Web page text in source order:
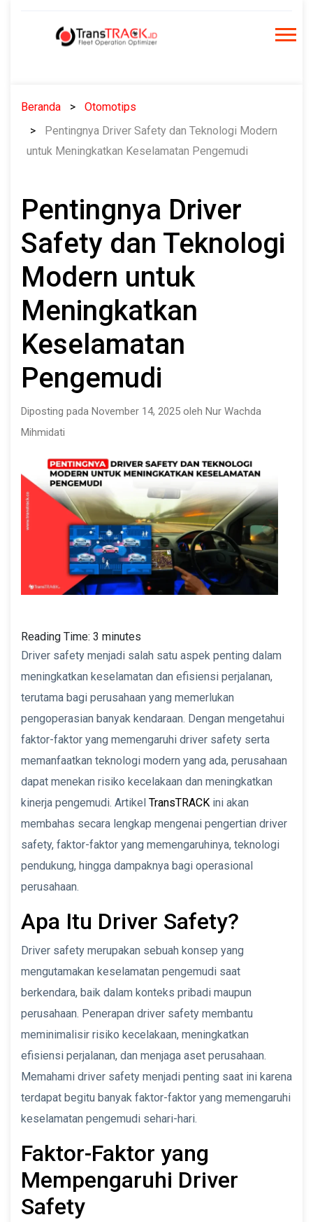
Beranda
Otomotips
Pentingnya Driver Safety dan Teknologi Modern
untuk Meningkatkan Keselamatan Pengemudi
Pentingnya Driver
Safety dan Teknologi
Modern untuk
Meningkatkan
Keselamatan
Pengemudi
Diposting pada November 14, 2025 oleh Nur Wachda
Mihmidati
Reading Time: 3 minutes
Driver safety menjadi salah satu aspek penting dalam
meningkatkan keselamatan dan efisiensi perjalanan,
terutama bagi perusahaan yang memerlukan
pengoperasian banyak kendaraan. Dengan mengetahui
faktor-faktor yang memengaruhi driver safety serta
memanfaatkan teknologi modern yang ada, perusahaan
dapat menekan risiko kecelakaan dan meningkatkan
kinerja pengemudi. Artikel TransTRACK ini akan
membahas secara lengkap mengenai pengertian driver
safety, faktor-faktor yang memengaruhinya, teknologi
pendukung, hingga dampaknya bagi operasional
perusahaan.
Apa Itu Driver Safety?
Driver safety merupakan sebuah konsep yang
mengutamakan keselamatan pengemudi saat
berkendara, baik dalam konteks pribadi maupun
perusahaan. Penerapan driver safety membantu
meminimalisir risiko kecelakaan, meningkatkan
efisiensi perjalanan, dan menjaga aset perusahaan.
Memahami driver safety menjadi penting saat ini karena
terdapat begitu banyak faktor-faktor yang memengaruhi
keselamatan pengemudi sehari-hari.
Faktor-Faktor yang
Mempengaruhi Driver
Safety